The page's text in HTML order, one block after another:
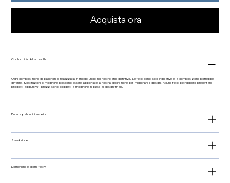
Acquista ora
Conformità del prodotto
Ogni composizione di palloncini è realizzata in modo unico nel nostro stile distintivo. Le foto sono solo indicative e la composizione potrebbe
differire. Sostituzioni o modifiche possono essere apportate a nostra discrezione per migliorare il design. Alcune foto potrebbero presentare
prodotti aggiuntivi; i prezzi sono soggetti a modifiche in base al design finale.
Durata palloncini ad elio
Spedizione
Domeniche e giorni festivi